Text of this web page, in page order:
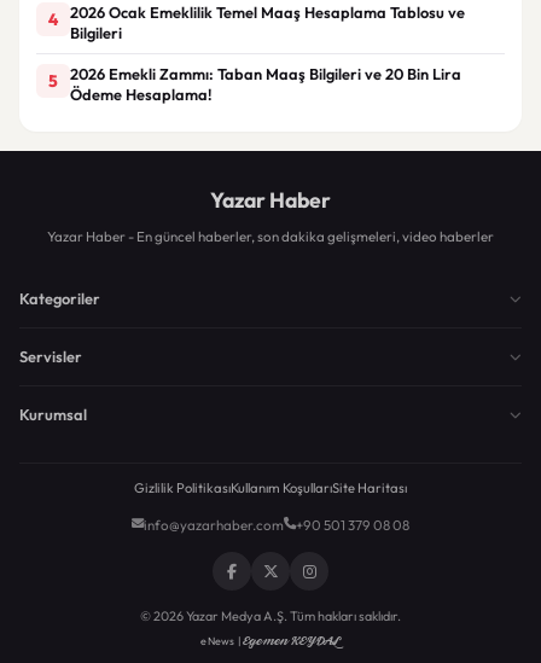
4
2026 Ocak Emeklilik Temel Maaş Hesaplama Tablosu ve
Bilgileri
5
2026 Emekli Zammı: Taban Maaş Bilgileri ve 20 Bin Lira
Ödeme Hesaplama!
Yazar Haber
Yazar Haber - En güncel haberler, son dakika gelişmeleri, video haberler
Kategoriler
Servisler
Kurumsal
Gizlilik PolitikasıKullanım KoşullarıSite Haritası
info@yazarhaber.com +90 501 379 08 08
© 2026 Yazar Medya A.Ş. Tüm hakları saklıdır.
eNews |Egemen KEYDAL